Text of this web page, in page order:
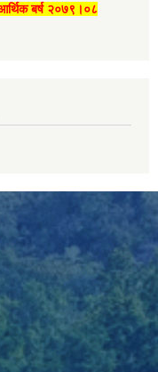
आर्थिक बर्ष २०७९।०८